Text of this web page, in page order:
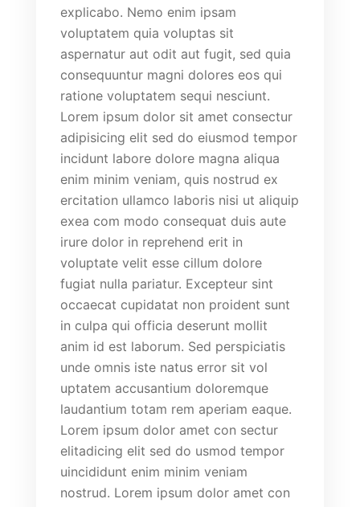
explicabo. Nemo enim ipsam
voluptatem quia voluptas sit
aspernatur aut odit aut fugit, sed quia
consequuntur magni dolores eos qui
ratione voluptatem sequi nesciunt.
Lorem ipsum dolor sit amet consectur
adipisicing elit sed do eiusmod tempor
incidunt labore dolore magna aliqua
enim minim veniam, quis nostrud ex
ercitation ullamco laboris nisi ut aliquip
exea com modo consequat duis aute
irure dolor in reprehend erit in
voluptate velit esse cillum dolore
fugiat nulla pariatur. Excepteur sint
occaecat cupidatat non proident sunt
in culpa qui officia deserunt mollit
anim id est laborum. Sed perspiciatis
unde omnis iste natus error sit vol
uptatem accusantium doloremque
laudantium totam rem aperiam eaque.
Lorem ipsum dolor amet con sectur
elitadicing elit sed do usmod tempor
uincididunt enim minim veniam
nostrud. Lorem ipsum dolor amet con